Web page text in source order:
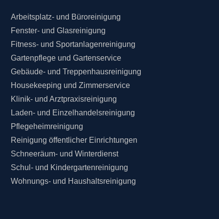
Arbeitsplatz- und Büroreinigung
Fenster- und Glasreinigung
Fitness- und Sportanlagenreinigung
Gartenpflege und Gartenservice
Gebäude- und Treppenhausreinigung
Housekeeping und Zimmerservice
Klinik- und Arztpraxisreinigung
Laden- und Einzelhandelsreinigung
Pflegeheimreinigung
Reinigung öffentlicher Einrichtungen
Schneeräum- und Winterdienst
Schul- und Kindergartenreinigung
Wohnungs- und Haushaltsreinigung